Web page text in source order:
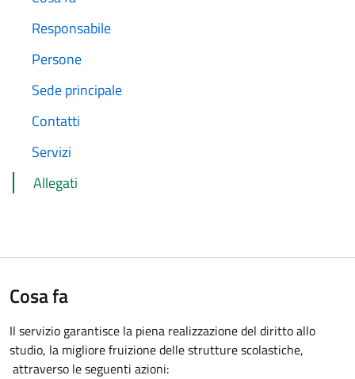
Responsabile
Persone
Sede principale
Contatti
Servizi
Allegati
Cosa fa
Il servizio garantisce la piena realizzazione del diritto allo
studio, la migliore fruizione delle strutture scolastiche,
attraverso le seguenti azioni: